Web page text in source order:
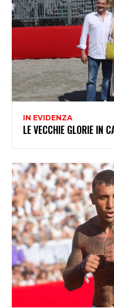
IN EVIDENZA
LE VECCHIE GLORIE IN